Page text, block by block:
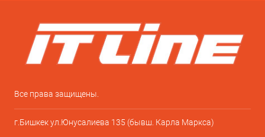
Все права защищены.
г.Бишкек ул.Юнусалиева 135 (бывш. Карла Маркса)